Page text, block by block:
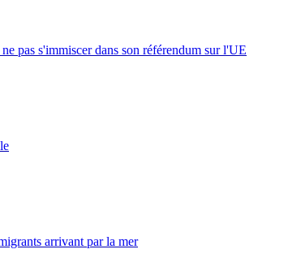
pas s'immiscer dans son référendum sur l'UE
arrivant par la mer